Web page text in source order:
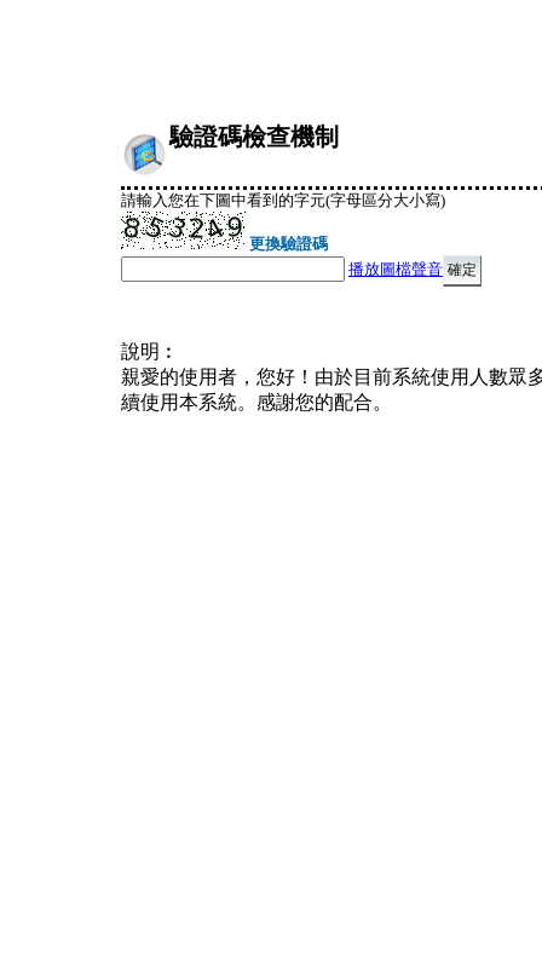
驗證碼檢查機制
請輸入您在下圖中看到的字元(字母區分大小寫)
更換驗證碼
播放圖檔聲音
說明︰
親愛的使用者，您好！由於目前系統使用人數眾
續使用本系統。感謝您的配合。